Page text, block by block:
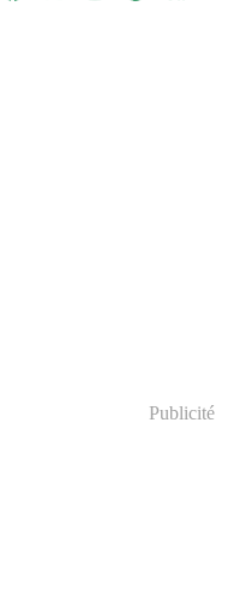
Publicité